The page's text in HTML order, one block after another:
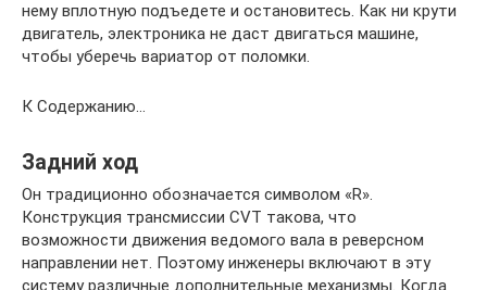
нему вплотную подъедете и остановитесь. Как ни крути
двигатель, электроника не даст двигаться машине,
чтобы уберечь вариатор от поломки.
К Содержанию…
Задний ход
Он традиционно обозначается символом «R».
Конструкция трансмиссии CVT такова, что
возможности движения ведомого вала в реверсном
направлении нет. Поэтому инженеры включают в эту
систему различные дополнительные механизмы. Когда